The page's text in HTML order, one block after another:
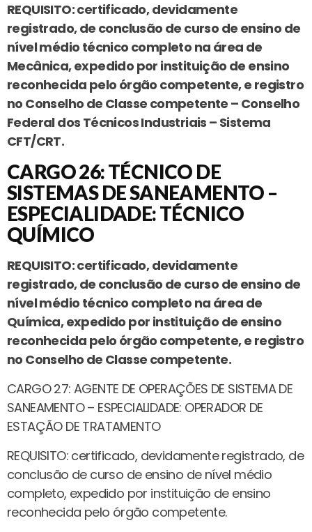
REQUISITO: certificado, devidamente
registrado, de conclusão de curso de ensino de
nível médio técnico completo na área de
Mecânica, expedido por instituição de ensino
reconhecida pelo órgão competente, e registro
no Conselho de Classe competente – Conselho
Federal dos Técnicos Industriais – Sistema
CFT/CRT.
CARGO 26: TÉCNICO DE
SISTEMAS DE SANEAMENTO –
ESPECIALIDADE: TÉCNICO
QUÍMICO
REQUISITO: certificado, devidamente
registrado, de conclusão de curso de ensino de
nível médio técnico completo na área de
Química, expedido por instituição de ensino
reconhecida pelo órgão competente, e registro
no Conselho de Classe competente.
CARGO 27: AGENTE DE OPERAÇÕES DE SISTEMA DE
SANEAMENTO – ESPECIALIDADE: OPERADOR DE
ESTAÇÃO DE TRATAMENTO
REQUISITO: certificado, devidamente registrado, de
conclusão de curso de ensino de nível médio
completo, expedido por instituição de ensino
reconhecida pelo órgão competente.